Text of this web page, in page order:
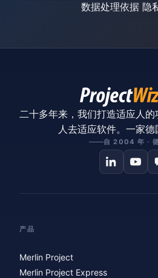
数据处理依据 隐
二十多年来，我们打造适应人
人去适应软件。一家德
自 2004 年 ·
产品
Merlin Project
Merlin Project Express